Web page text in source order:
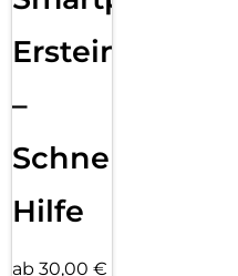
Ersteinrichtung
–
Schnelle
Hilfe
ab 30,00 €